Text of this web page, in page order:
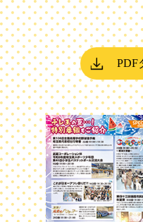
PDF